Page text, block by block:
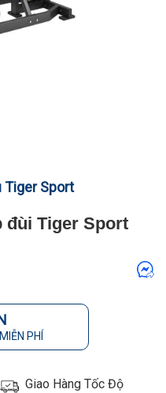
Tiger Sport
đùi Tiger Sport
PHÍ
Giao Hàng Tốc Độ